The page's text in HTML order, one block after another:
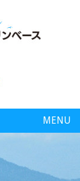
MENU